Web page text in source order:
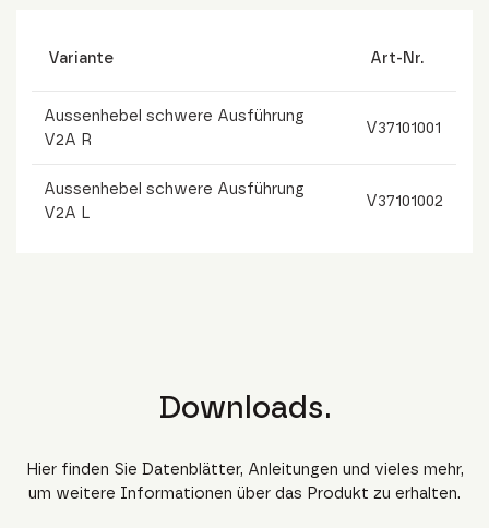
Variante Art-Nr.
Aussenhebel schwere Ausführung
V2A R
V37101001
Aussenhebel schwere Ausführung
V2A L
V37101002
Downloads.
Hier finden Sie Datenblätter, Anleitungen und vieles mehr,
um weitere Informationen über das Produkt zu erhalten.